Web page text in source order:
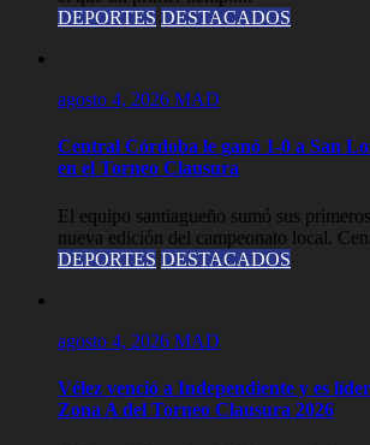
DEPORTES DESTACADOS
agosto 4, 2026 MAD
Central Córdoba le ganó 1-0 a San
en el Torneo Clausura
El equipo santiagueño sumó sus
nueva edición del campeonato local.
DEPORTES DESTACADOS
agosto 4, 2026 MAD
Vélez venció a Independiente y es
Zona A del Torneo Clausura 2026